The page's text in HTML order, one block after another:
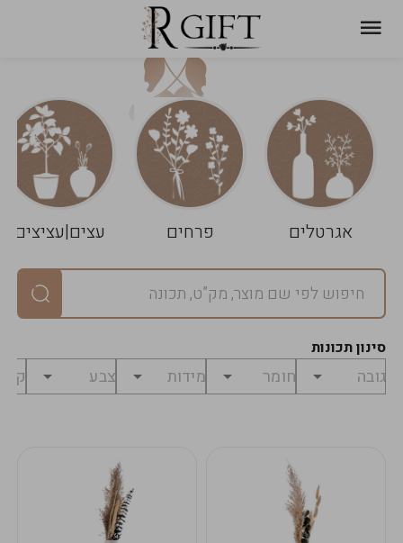
אגרטלים פרחים עצים|עציצים
סינון תכונות
עגלת
שלך
ניקוי
הסל
במארז
מחיר
לפני
₪0
לתשלום